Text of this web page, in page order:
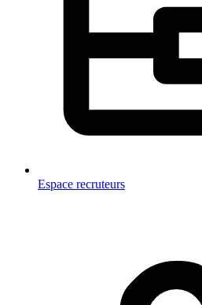
Espace recruteurs